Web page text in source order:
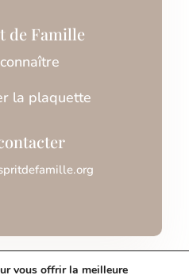
de Famille
la plaquette
vous offrir la meilleure